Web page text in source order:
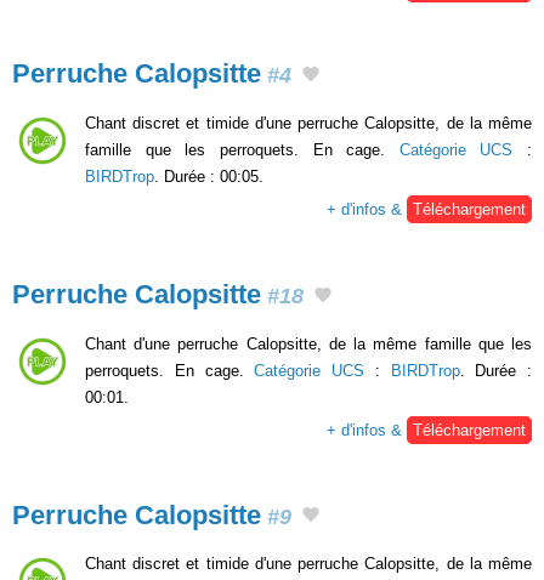
Perruche Calopsitte #4
Chant discret et timide d'une perruche Calopsitte, de la même
famille que les perroquets. En cage. Catégorie UCS :
BIRDTrop . Durée : 00:05.
+ d'infos &
Téléchargement
Perruche Calopsitte #18
Chant d'une perruche Calopsitte, de la même famille que les
perroquets. En cage.Catégorie UCS : BIRDTrop. Durée :
00:01.
+ d'infos &
Téléchargement
Perruche Calopsitte #9
Chant discret et timide d'une perruche Calopsitte, de la même